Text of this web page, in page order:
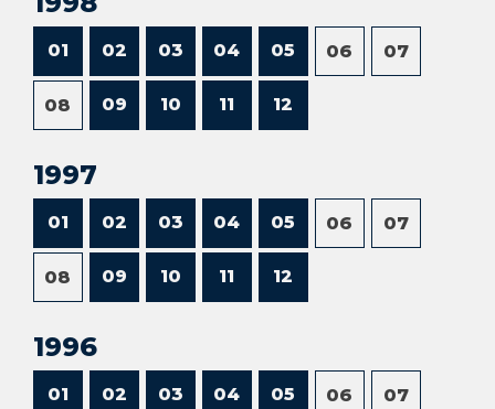
01 02 03 04 05 06 07
08 09 10 11 12
1997
01 02 03 04 05 06 07
08 09 10 11 12
1996
01 02 03 04 05 06 07